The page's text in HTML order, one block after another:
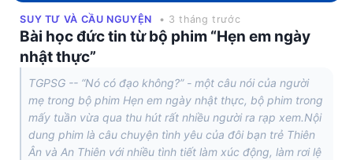
SUY TƯ VÀ CẦU NGUYỆN • 3 tháng trước
Bài học đức tin từ bộ phim “Hẹn em ngày
nhật thực”
TGPSG -- “Nó có đạo không?” - một câu nói của người
mẹ trong bộ phim Hẹn em ngày nhật thực, bộ phim trong
mấy tuần vừa qua thu hút rất nhiều người ra rạp xem.Nội
dung phim là câu chuyện tình yêu của đôi bạn trẻ Thiên
Ân và An Thiên với nhiều tình tiết làm xúc động, làm rơi lệ